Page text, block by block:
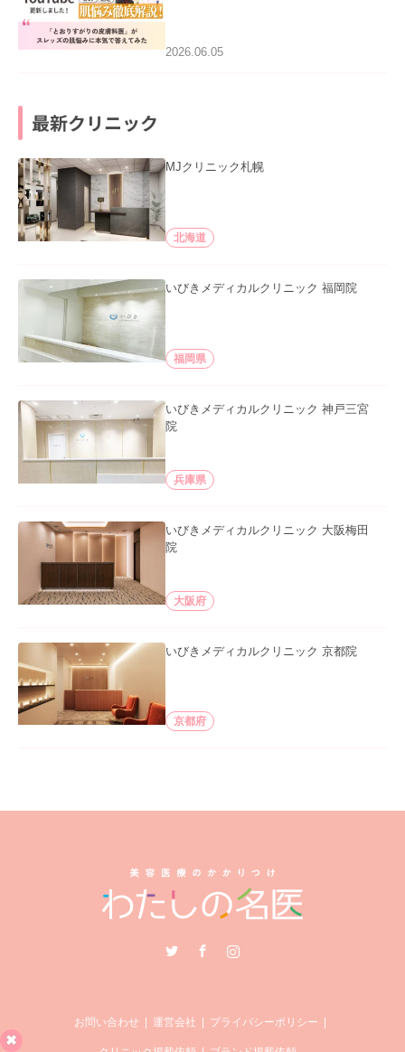
2026.06.05
最新クリニック
MJクリニック札幌
北海道
いびきメディカルクリニック 福岡院
福岡県
いびきメディカルクリニック 神戸三宮
院
兵庫県
いびきメディカルクリニック 大阪梅田
院
大阪府
いびきメディカルクリニック 京都院
京都府
Instagram
お問い合わせ 運営会社 プライバシーポリシー